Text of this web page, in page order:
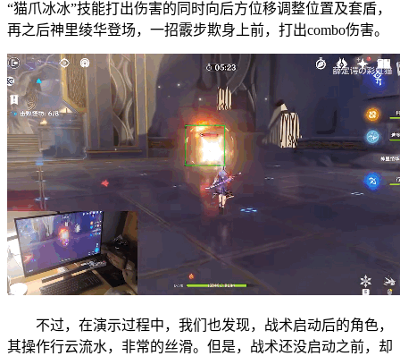
“猫爪冰冰”技能打出伤害的同时向后方位移调整位置及套盾，
再之后神里绫华登场，一招霰步欺身上前，打出combo伤害。
不过，在演示过程中，我们也发现，战术启动后的角色，
其操作行云流水，非常的丝滑。但是，战术还没启动之前，却